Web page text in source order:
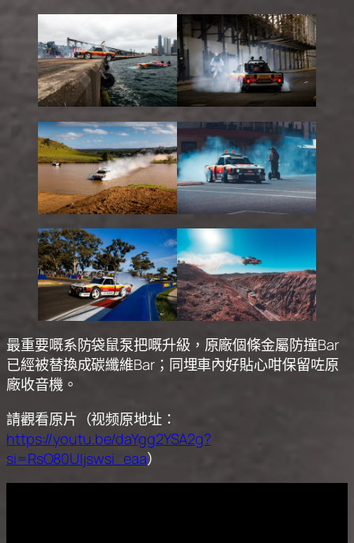
最重要嘅系防袋鼠泵把嘅升級，原廠個條金屬防撞Bar
已經被替換成碳纖維Bar；同埋車內好貼心咁保留咗原
廠收音機。
請觀看原片（视频原地址：
https://youtu.be/daYgg2YSA2g?
si=RsO80UIjswsi_eaa）